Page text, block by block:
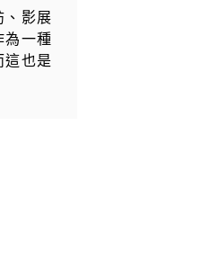
、影展
為一種
這也是